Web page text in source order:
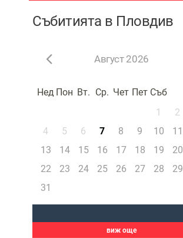
Събитията в Пловдив
Август 2026
Нед Пон Вт. Ср. Чет Пет Съб
1
2
4
5 6 7 8 9 10 11
13
14 15 16 17 18 19 20
22
23 24 25 26 27 28 29
31
виж още